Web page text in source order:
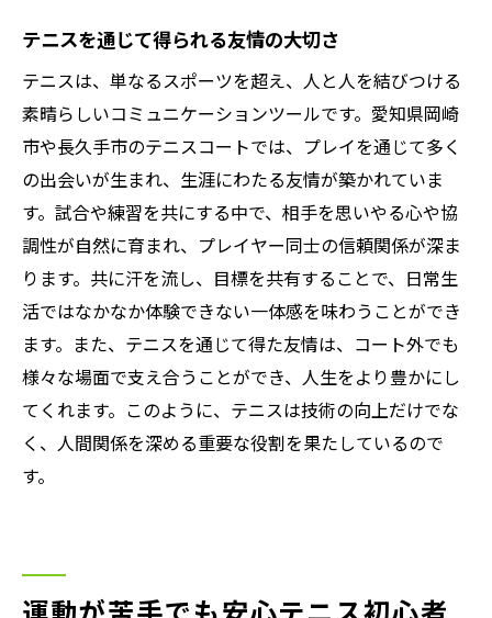
テニスを通じて得られる友情の大切さ
テニスは、単なるスポーツを超え、人と人を結びつける
素晴らしいコミュニケーションツールです。愛知県岡崎
市や長久手市のテニスコートでは、プレイを通じて多く
の出会いが生まれ、生涯にわたる友情が築かれていま
す。試合や練習を共にする中で、相手を思いやる心や協
調性が自然に育まれ、プレイヤー同士の信頼関係が深ま
ります。共に汗を流し、目標を共有することで、日常生
活ではなかなか体験できない一体感を味わうことができ
ます。また、テニスを通じて得た友情は、コート外でも
様々な場面で支え合うことができ、人生をより豊かにし
てくれます。このように、テニスは技術の向上だけでな
く、人間関係を深める重要な役割を果たしているので
す。